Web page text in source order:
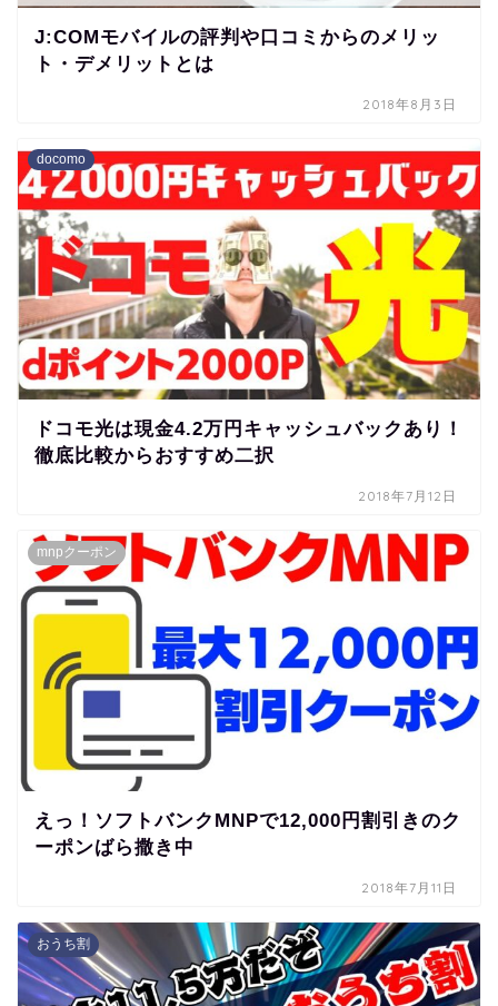
J:COMモバイルの評判や口コミからのメリッ
ト・デメリットとは
2018年8月3日
docomo
ドコモ光は現金4.2万円キャッシュバックあり！
徹底比較からおすすめ二択
2018年7月12日
mnpクーポン
えっ！ソフトバンクMNPで12,000円割引きのク
ーポンばら撒き中
2018年7月11日
おうち割